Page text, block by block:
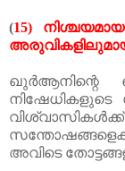
(15)
ഖുർആനിന്റെ
നിഷേധികളുടെ
വിശ്വാസികൾക്ക്
അവിടെ